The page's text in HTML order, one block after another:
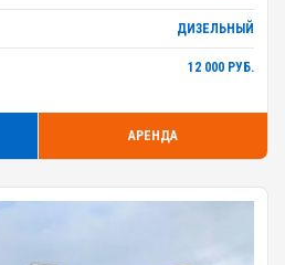
ДИЗЕЛЬНЫЙ
12 000 РУБ.
АРЕНДА